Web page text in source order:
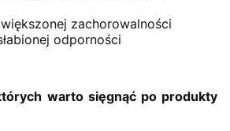
zachorowalności
odporności
warto sięgnąć po produkty